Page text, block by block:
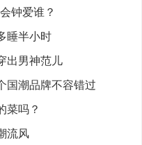
钟爱谁？
睡半小时
出男神范儿
国潮品牌不容错过
菜吗？
流风